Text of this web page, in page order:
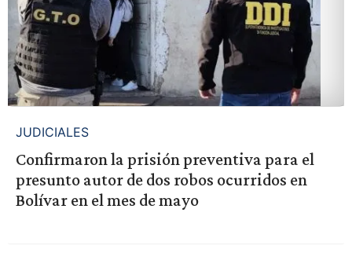
JUDICIALES
Confirmaron la prisión preventiva para el
presunto autor de dos robos ocurridos en
Bolívar en el mes de mayo